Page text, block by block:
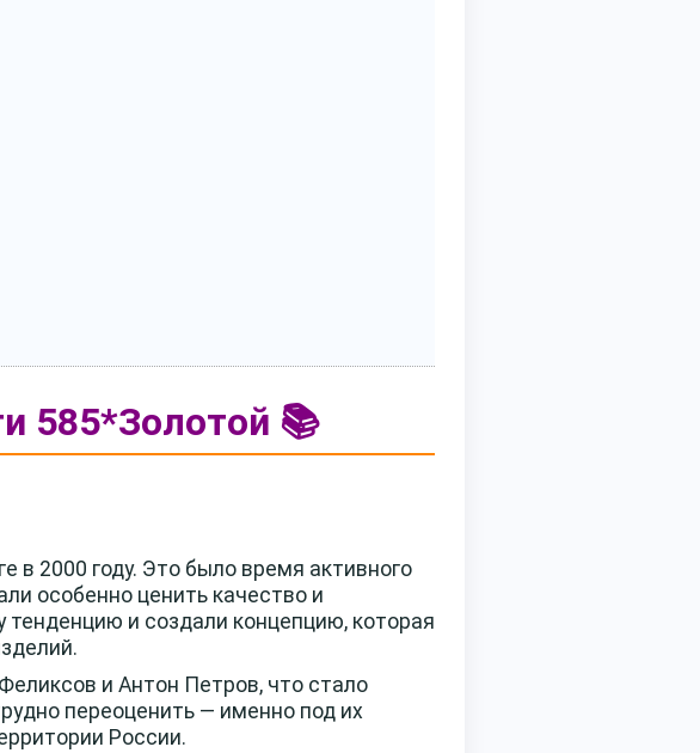
585*Золотой 📚
в 2000 году. Это было время активного
особенно ценить качество и
и создали концепцию, которая
и Антон Петров, что стало
переоценить — именно под их
России.